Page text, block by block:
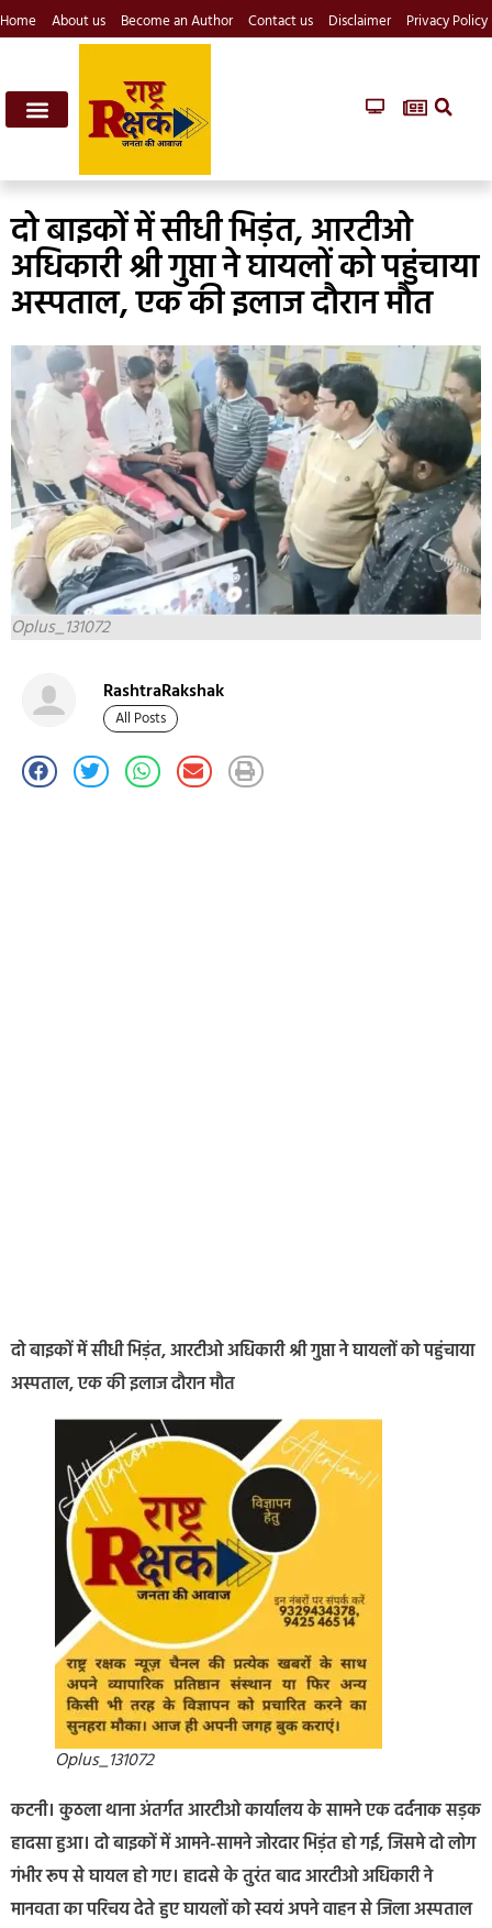
Home About us Become an Author Contact us Disclaimer Privacy Policy
दो बाइकों में सीधी भिड़ंत, आरटीओ
अधिकारी श्री गुप्ता ने घायलों को पहुंचाया
अस्पताल, एक की इलाज दौरान मौत
Oplus_131072
RashtraRakshak
All Posts
दो बाइकों में सीधी भिड़ंत, आरटीओ अधिकारी श्री गुप्ता ने घायलों को पहुंचाया
अस्पताल, एक की इलाज दौरान मौत
Oplus_131072
कटनी। कुठला थाना अंतर्गत आरटीओ कार्यालय के सामने एक दर्दनाक सड़क
हादसा हुआ। दो बाइकों में आमने-सामने जोरदार भिड़ंत हो गई, जिसमे दो लोग
गंभीर रूप से घायल हो गए। हादसे के तुरंत बाद आरटीओ अधिकारी ने
मानवता का परिचय देते हुए घायलों को स्वयं अपने वाहन से जिला अस्पताल